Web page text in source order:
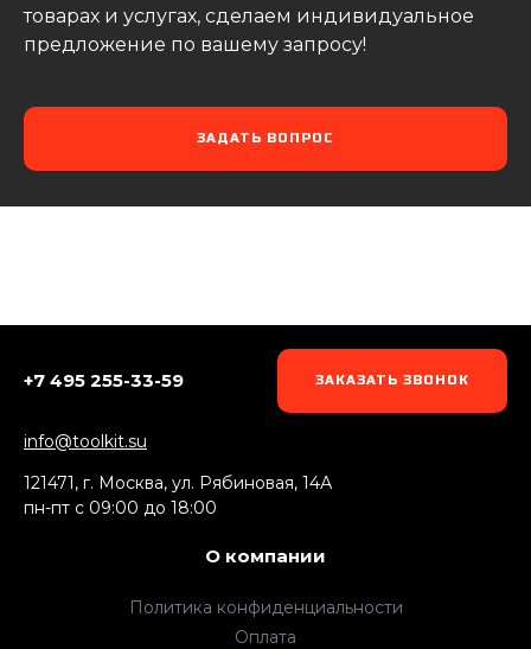
товарах и услугах, сделаем индивидуальное
предложение по вашему запросу!
ЗАДАТЬ ВОПРОС
+7 495 255-33-59 ЗАКАЗАТЬ ЗВОНОК
info@toolkit.su
121471, г. Москва, ул. Рябиновая, 14А
пн-пт c 09:00 до 18:00
О компании
Политика конфиденциальности
Оплата